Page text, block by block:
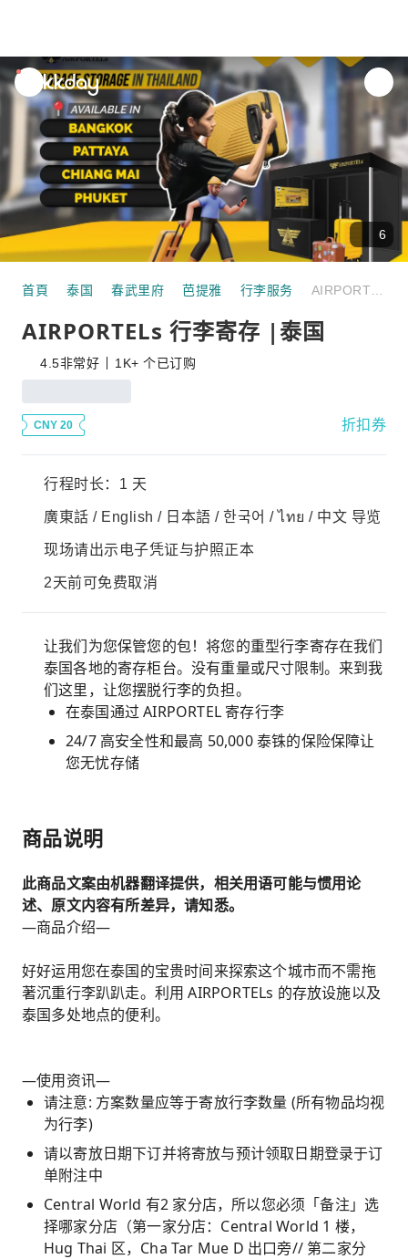
unread
notifications
6
首頁 泰国 春武里府 芭提雅 行李服务
AIRPORTELs 行李寄存 |泰国
4.5非常好 1K+ 个已订购
CNY 20 折扣券
行程时长：1 天
廣東話 / English / 日本語 / 한국어 / ไทย / 中文 导览
现场请出示电子凭证与护照正本
2天前可免费取消
让我们为您保管您的包！将您的重型行李寄存在我们
泰国各地的寄存柜台。没有重量或尺寸限制。来到我
们这里，让您摆脱行李的负担。
在泰国通过 AIRPORTEL 寄存行李
24/7 高安全性和最高 50,000 泰铢的保险保障让
您无忧存储
商品说明
此商品文案由机器翻译提供，相关用语可能与惯用论
述、原文内容有所差异，请知悉。
—商品介绍—
好好运用您在泰国的宝贵时间来探索这个城市而不需拖
著沉重行李趴趴走。利用 AIRPORTELs 的存放设施以及
泰国多处地点的便利。
—使用资讯—
请注意: 方案数量应等于寄放行李数量 (所有物品均视
为行李)
请以寄放日期下订并将寄放与预计领取日期登录于订
单附注中
Central World 有2 家分店，所以您必须「备注」选
择哪家分店（第一家分店：Central World 1 楼，
Hug Thai 区，Cha Tar Mue D 出口旁// 第二家分